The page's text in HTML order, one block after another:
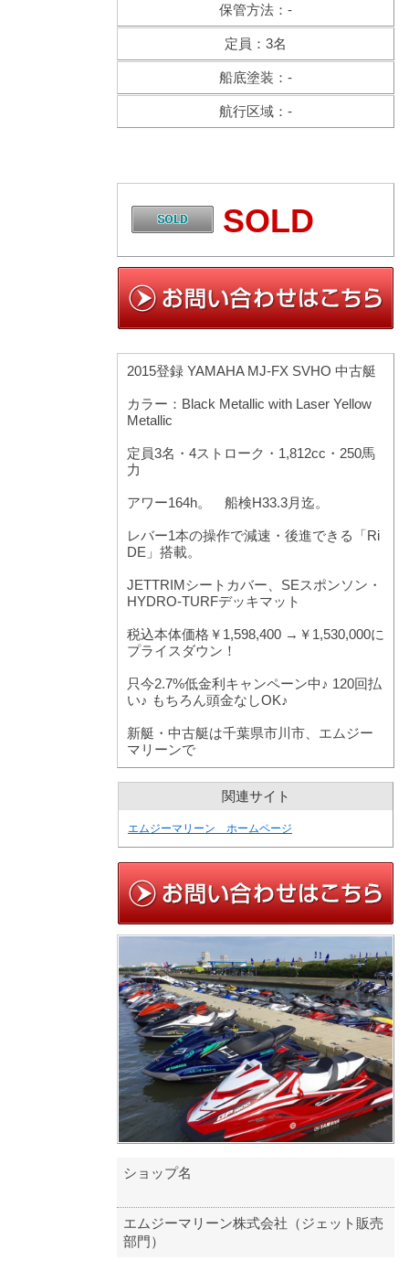
保管方法：-
定員：3名
船底塗装：-
航行区域：-
SOLD
2015登録 YAMAHA MJ-FX SVHO 中古艇
カラー：Black Metallic with Laser Yellow
Metallic
定員3名・4ストローク・1,812cc・250馬
力
アワー164h。 船検H33.3月迄。
レバー1本の操作で減速・後進できる「Ri
DE」搭載。
JETTRIMシートカバー、SEスポンソン・
HYDRO-TURFデッキマット
税込本体価格￥1,598,400 →￥1,530,000に
プライスダウン！
只今2.7%低金利キャンペーン中♪ 120回払
い♪ もちろん頭金なしOK♪
新艇・中古艇は千葉県市川市、エムジー
マリーンで
関連サイト
エムジーマリーン ホームページ
ショップ名
エムジーマリーン株式会社（ジェット販売
部門）